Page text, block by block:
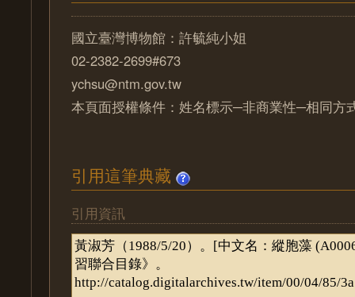
國立臺灣博物館：許毓純小姐
02-2382-2699#673
ychsu@ntm.gov.tw
本頁面授權條件：姓名標示─非商業性─相同方
引用這筆典藏
引用資訊